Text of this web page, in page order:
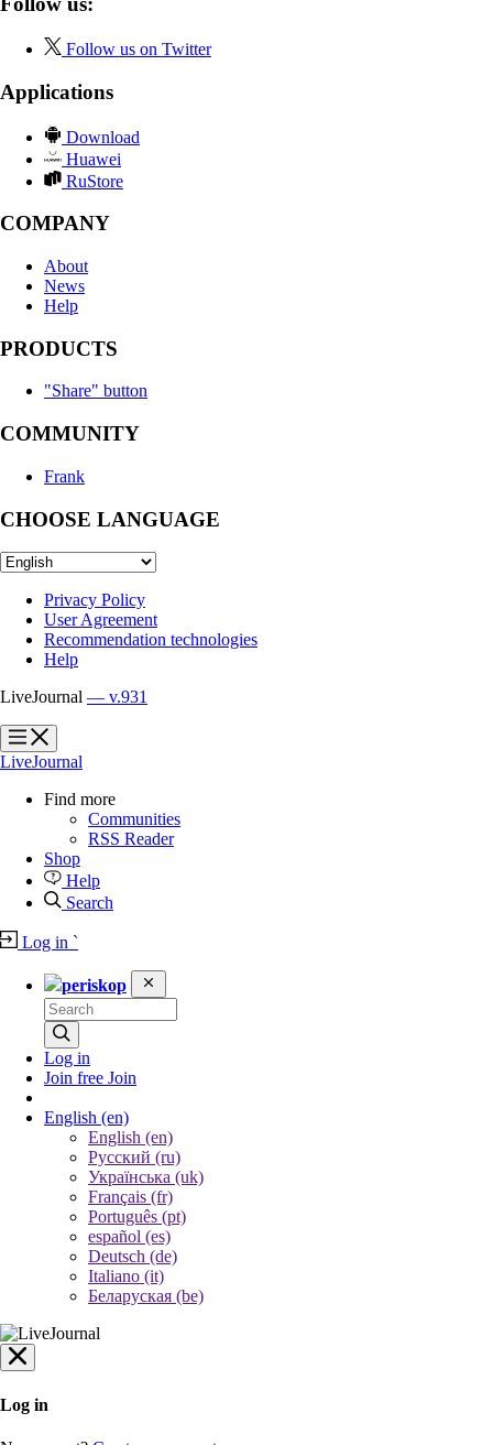
Follow us on Twitter
Applications
Download
Huawei
RuStore
COMPANY
About
News
Help
PRODUCTS
"Share" button
COMMUNITY
Frank
CHOOSE LANGUAGE
Privacy Policy
User Agreement
Recommendation technologies
Help
LiveJournal — v.931
?
?
LiveJournal
Find more
Communities
RSS Reader
Shop
Help
Search
Log in `
periskop
Log in
Join free Join
English (en)
English (en)
Русский (ru)
Українська (uk)
Français (fr)
Português (pt)
español (es)
Deutsch (de)
Italiano (it)
Беларуская (be)
Log in